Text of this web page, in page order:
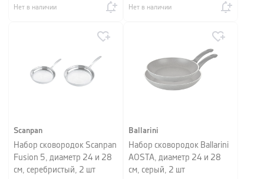
Нет в наличии Нет в наличии
Scanpan
Набор сковородок Scanpan
Fusion 5, диаметр 24 и 28
см, серебристый, 2 шт
Ballarini
Набор сковородок Ballarini
AOSTA, диаметр 24 и 28
см, серый, 2 шт